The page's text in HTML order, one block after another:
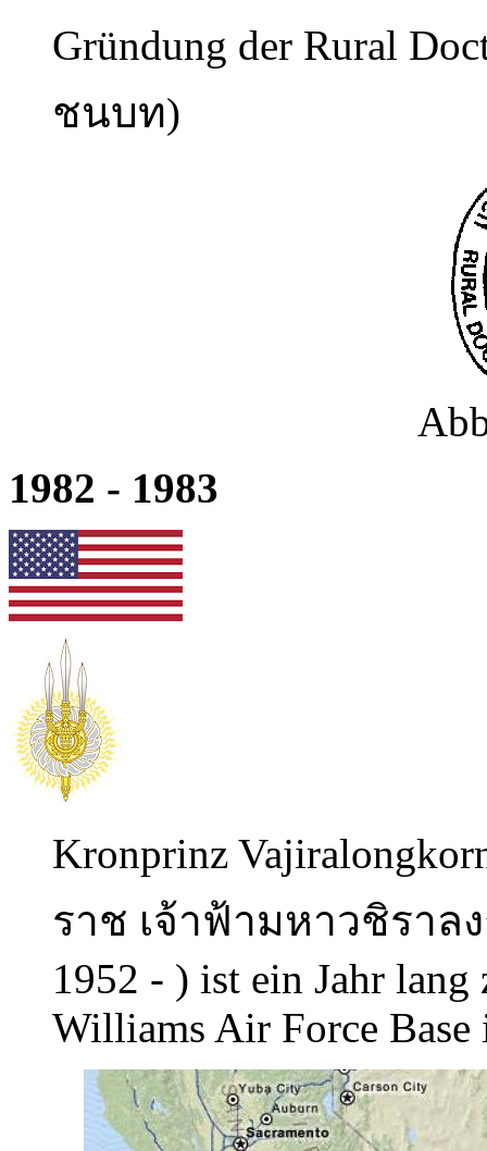
Gründung der Rural
ชนบท)
1982 - 1983
Kronprinz
ราช เจ้าฟ้ามหาวชิรา
1952 - ) ist ein Jahr
Williams Air Force